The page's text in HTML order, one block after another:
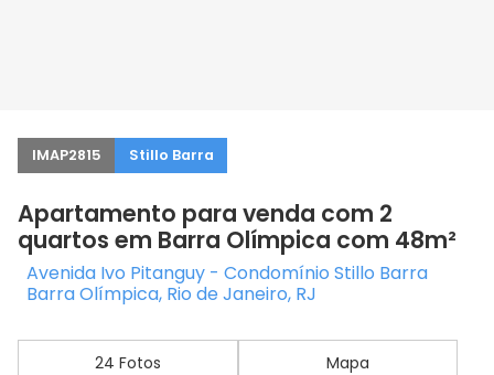
IMAP2815 Stillo Barra
Apartamento para venda com 2
quartos em Barra Olímpica com 48m²
Avenida Ivo Pitanguy - Condomínio Stillo Barra
Barra Olímpica, Rio de Janeiro, RJ
24 Fotos Mapa